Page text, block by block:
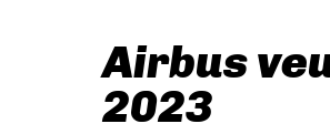
Airbus
2023